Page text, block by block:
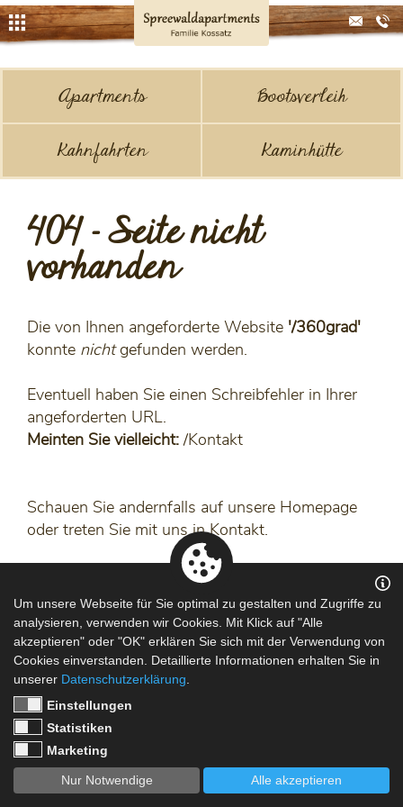
Apartments
Bootsverleih
Kahnfahrten
Apartments Bootsverleih
Kahnfahrten Kaminhütte
404 - Seite nicht
vorhanden
Die von Ihnen angeforderte Website '/360grad'
konnte nichtgefunden werden.
Eventuell haben Sie einen Schreibfehler in Ihrer
angeforderten URL.
Meinten Sie vielleicht: /Kontakt
Schauen Sie andernfalls auf unsere Homepage
oder treten Sie mit uns in Kontakt.
KONTAKT DATENSCHUTZ IMPRESSUM
Um unsere Webseite für Sie optimal zu gestalten und Zugriffe zu
analysieren, verwenden wir Cookies. Mit Klick auf "Alle
akzeptieren" oder "OK" erklären Sie sich mit der Verwendung von
Cookies einverstanden. Detaillierte Informationen erhalten Sie in
unserer Datenschutzerklärung
Einstellungen
Statistiken
Marketing
Nur Notwendige Alle akzeptieren